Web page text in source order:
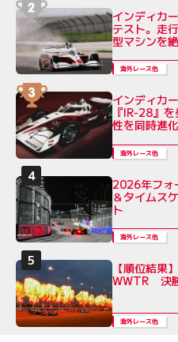
インディカ
テスト。走
型マシンを
海外レース他
インディカ
『IR-28』
性を同時進
海外レース他
2026年フ
＆タイムス
ト
海外レース他
【順位結果
WWTR 決
海外レース他